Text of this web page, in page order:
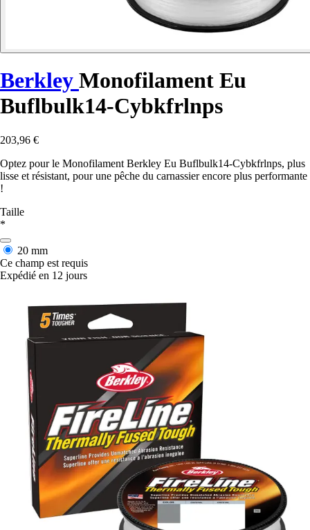
Berkley Monofilament Eu
Buflbulk14-Cybkfrlnps
203,96 €
Optez pour le Monofilament Berkley Eu Buflbulk14-Cybkfrlnps, plus
lisse et résistant, pour une pêche du carnassier encore plus performante
!
Taille
*
20 mm
Ce champ est requis
Expédié en 12 jours